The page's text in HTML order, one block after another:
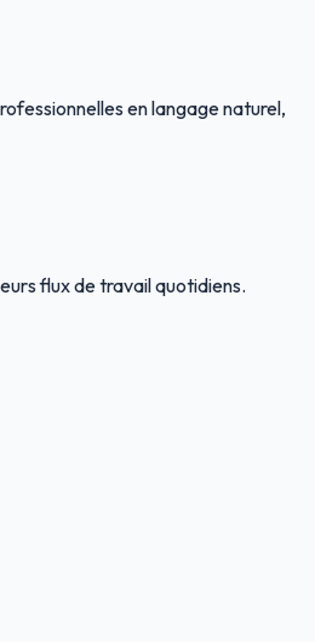
en langage naturel,
flux de travail quotidiens.